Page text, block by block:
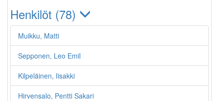
Henkilöt (78)
Muikku, Matti
Sepponen, Leo Emil
Kilpeläinen, Iisakki
Hirvensalo, Pentti Sakari